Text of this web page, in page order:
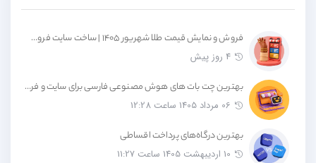
فروش و نمایش قیمت طلا شهریور ۱۴۰۵ | ساخت سایت فروش طلا با قیمت لحظه‌ای
4 روز پیش
بهترین چت بات های هوش مصنوعی فارسی برای سایت و فروشگاه اینترنتی
06 مرداد 1405 ساعت 12:28
بهترین درگاه‌های پرداخت اقساطی
10 اردیبهشت 1405 ساعت 11:27